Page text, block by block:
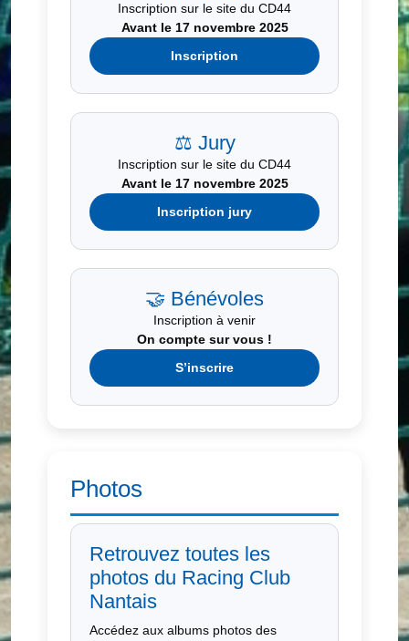
Inscription sur le site du CD44
Avant le 17 novembre 2025
Inscription
⚖️ Jury
Inscription sur le site du CD44
Avant le 17 novembre 2025
Inscription jury
🤝 Bénévoles
Inscription à venir
On compte sur vous !
S’inscrire
Photos
Retrouvez toutes les
photos du Racing Club
Nantais
Accédez aux albums photos des